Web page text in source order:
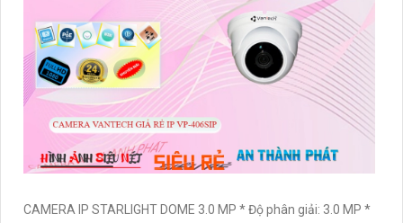
CAMERA IP STARLIGHT DOME 3.0 MP * Độ phân giải: 3.0 MP *